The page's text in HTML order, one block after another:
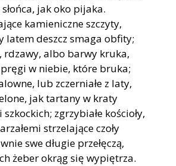
jak oko pijaka.
kamieniczne szczyty,
latem deszcz smaga obfity;
rdzawy, albo barwy kruka,
w niebie, które bruka;
lub zczerniałe z laty,
jak tartany w kraty
zgrzybiałe kościoły,
strzelające czoły
swe długie przełęczą,
żeber okrąg się wypiętrza.